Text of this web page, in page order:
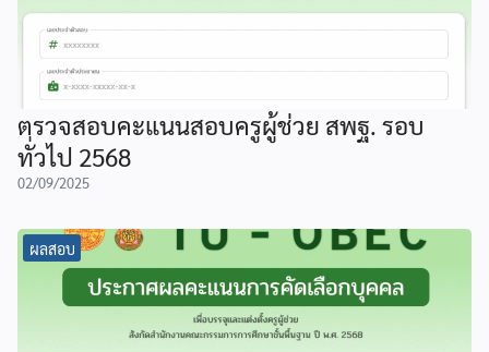
ตรวจสอบคะแนนสอบครูผู้ช่วย สพฐ. รอบ
ทั่วไป 2568
02/09/2025
ผลสอบ